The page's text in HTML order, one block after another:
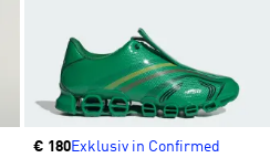
Price
€ 180Exklusiv in Confirmed